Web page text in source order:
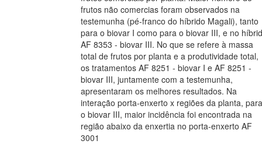
frutos não comercias foram observados na
testemunha (pé-franco do híbrido Magali), tanto
para o biovar I como para o biovar III, e no
AF 8353 - biovar III. No que se refere à massa
total de frutos por planta e a produtividade total,
os tratamentos AF 8251 - biovar I e AF 8251 -
biovar III, juntamente com a testemunha,
apresentaram os melhores resultados. Na
interação porta-enxerto x regiões da planta, para
o biovar III, maior incidência foi encontrada na
região abaixo da enxertia no porta-enxerto AF
3001